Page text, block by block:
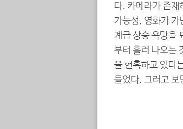
다. 카메라가 존재
가능성, 영화가 가
계급 상승 욕망을
부터 흘러 나오는
을 현혹하고 있다
들었다. 그러고 보